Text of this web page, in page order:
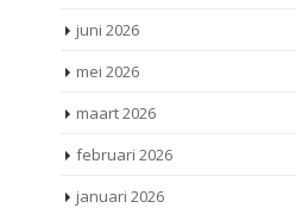
juni 2026
mei 2026
maart 2026
februari 2026
januari 2026